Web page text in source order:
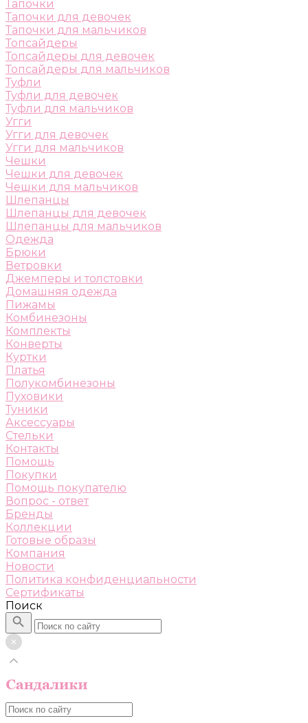
Тапочки
Тапочки для девочек
Тапочки для мальчиков
Топсайдеры
Топсайдеры для девочек
Топсайдеры для мальчиков
Туфли
Туфли для девочек
Туфли для мальчиков
Угги
Угги для девочек
Угги для мальчиков
Чешки
Чешки для девочек
Чешки для мальчиков
Шлепанцы
Шлепанцы для девочек
Шлепанцы для мальчиков
Одежда
Брюки
Ветровки
Джемперы и толстовки
Домашняя одежда
Пижамы
Комбинезоны
Комплекты
Конверты
Куртки
Платья
Полукомбинезоны
Пуховики
Туники
Аксессуары
Стельки
Контакты
Помощь
Покупки
Помощь покупателю
Вопрос - ответ
Бренды
Коллекции
Готовые образы
Компания
Новости
Политика конфиденциальности
Сертификаты
Поиск